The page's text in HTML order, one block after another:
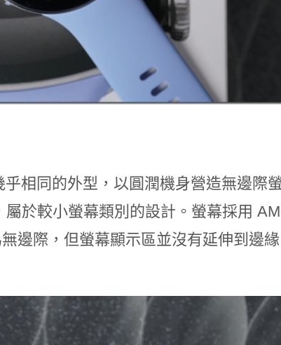
相同的外型，以圓潤機身營造無邊際
於較小螢幕類別的設計。螢幕採用
邊際，但螢幕顯示區並沒有延伸到邊